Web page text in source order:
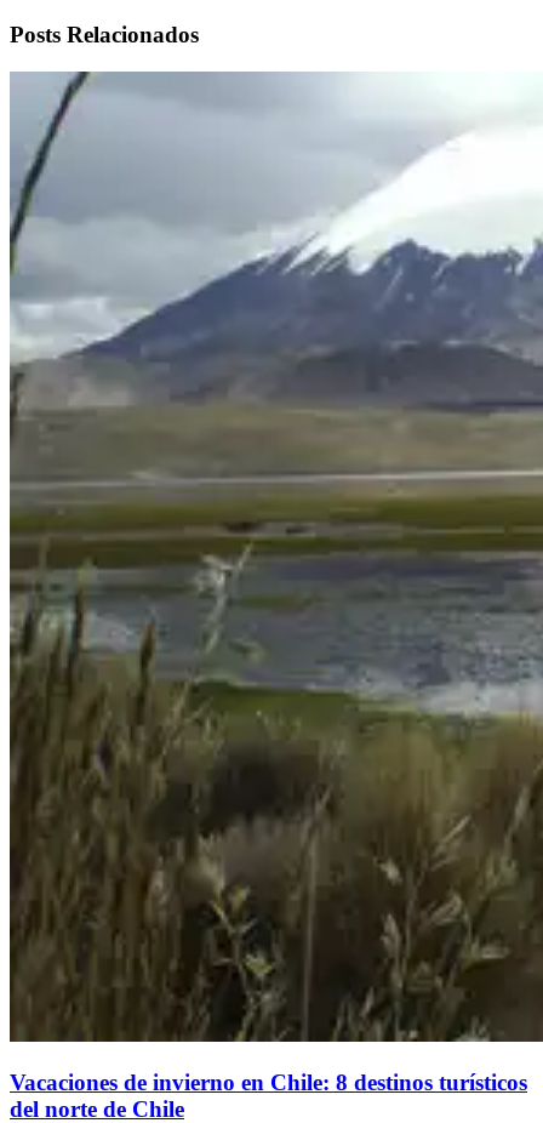
Posts Relacionados
Vacaciones de invierno en Chile: 8 destinos turísticos
del norte de Chile